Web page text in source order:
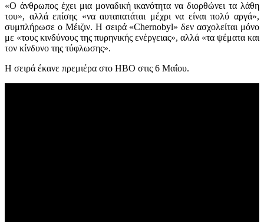
«Ο άνθρωπος έχει μια μοναδική ικανότητα να διορθώνει τα λάθη
του», αλλά επίσης «να αυταπατάται μέχρι να είναι πολύ αργά»,
συμπλήρωσε ο Μέιζιν. Η σειρά «Chernobyl» δεν ασχολείται μόνο
με «τους κινδύνους της πυρηνικής ενέργειας», αλλά «τα ψέματα και
τον κίνδυνο της τύφλωσης».
Η σειρά έκανε πρεμιέρα στο ΗΒΟ στις 6 Μαΐου.